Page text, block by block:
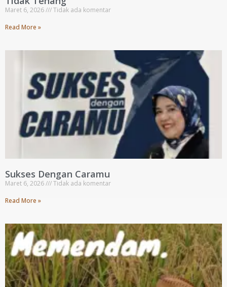
Maret 6, 2026
Tidak ada komentar
Read More »
Sukses Dengan Caramu
Maret 6, 2026
Tidak ada komentar
Read More »